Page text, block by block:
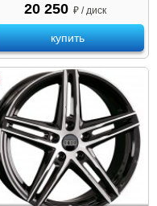
20 250 ₽ / диск
купить